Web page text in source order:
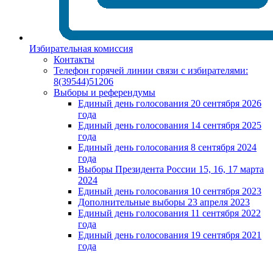
Избирательная комиссия
Контакты
Телефон горячей линии связи с избирателями:
8(39544)51206
Выборы и референдумы
Единый день голосования 20 сентября 2026
года
Единый день голосования 14 сентября 2025
года
Единый день голосования 8 сентября 2024
года
Выборы Президента России 15, 16, 17 марта
2024
Единый день голосования 10 сентября 2023
Дополнительные выборы 23 апреля 2023
Единый день голосования 11 сентября 2022
года
Единый день голосования 19 сентября 2021
года